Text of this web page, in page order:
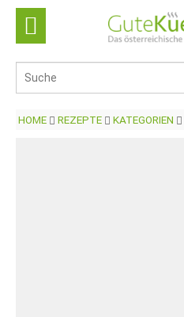
HOME REZEPTE KATEGORIEN